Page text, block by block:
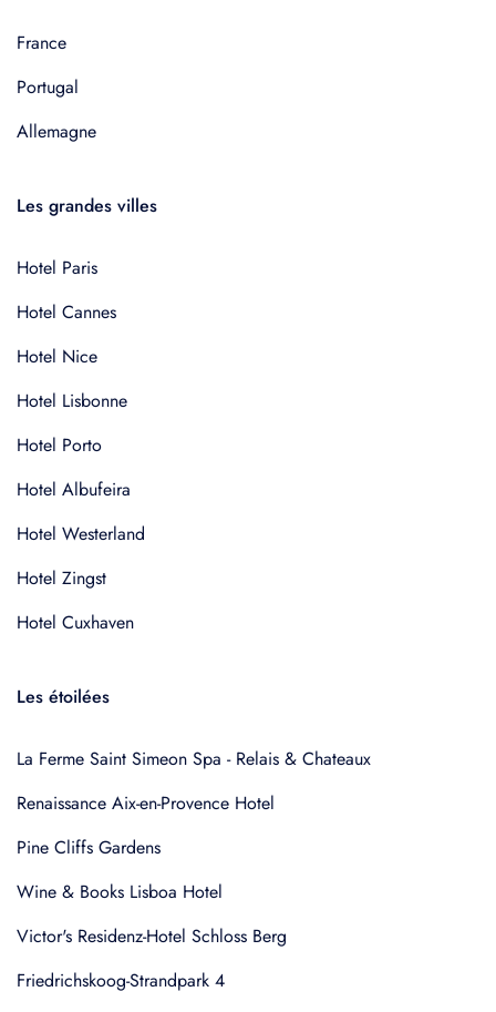
France
Portugal
Allemagne
Les grandes villes
Hotel Paris
Hotel Cannes
Hotel Nice
Hotel Lisbonne
Hotel Porto
Hotel Albufeira
Hotel Westerland
Hotel Zingst
Hotel Cuxhaven
Les étoilées
La Ferme Saint Simeon Spa - Relais & Chateaux
Renaissance Aix-en-Provence Hotel
Pine Cliffs Gardens
Wine & Books Lisboa Hotel
Victor's Residenz-Hotel Schloss Berg
Friedrichskoog-Strandpark 4